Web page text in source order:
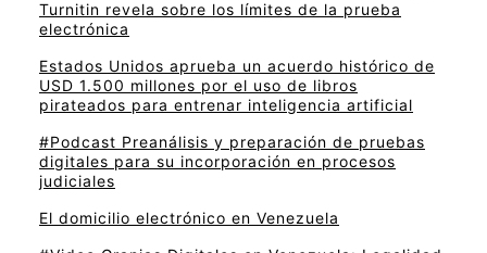
Turnitin revela sobre los límites de la prueba
electrónica
Estados Unidos aprueba un acuerdo histórico de
USD 1.500 millones por el uso de libros
pirateados para entrenar inteligencia artificial
#Podcast Preanálisis y preparación de pruebas
digitales para su incorporación en procesos
judiciales
El domicilio electrónico en Venezuela